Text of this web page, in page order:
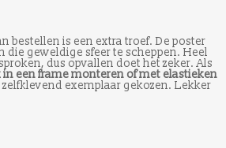
bestellen is een extra troef. De poster
die geweldige sfeer te scheppen. Heel
dus opvallen doet het zeker. Als
een frame monteren of met elastieken
exemplaar gekozen. Lekker